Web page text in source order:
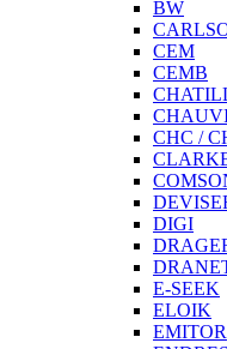
BW
CEM
CEMB
CHC /
DIGI
E-SEEK
ELOIK
EMITOR